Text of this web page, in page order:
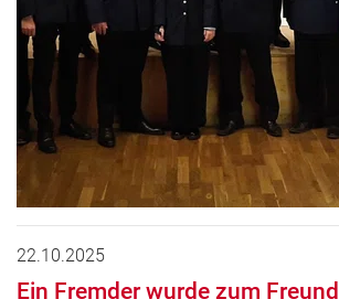
22.10.2025
Ein Fremder wurde zum Freund